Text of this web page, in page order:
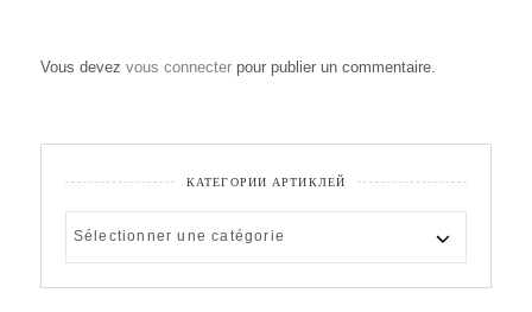
Vous devezvous connecter pour publier un commentaire.
КАТЕГОРИИ АРТИКЛЕЙ
АРТИКЛЕЙ